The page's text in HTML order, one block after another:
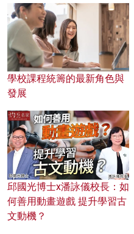
學校課程統籌的最新角色與
發展
邱國光博士x潘詠儀校長：如
何善用動畫遊戲 提升學習古
文動機？